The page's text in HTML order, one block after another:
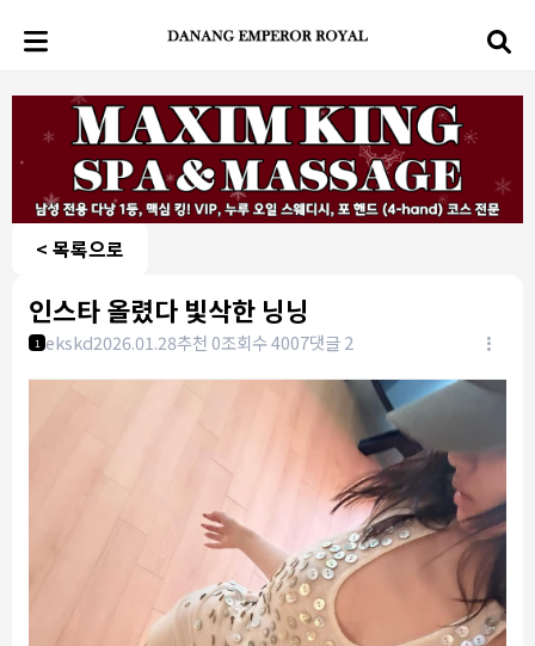
< 목록으로
인스타 올렸다 빛삭한 닝닝
1 ekskd2026.01.28추천 0조회수 4007댓글 2